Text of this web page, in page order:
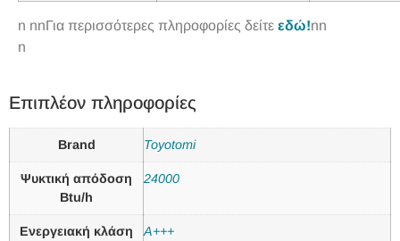
n nnΓια περισσότερες πληροφορίες δείτε εδώ!nn
n
Επιπλέον πληροφορίες
Brand Toyotomi
Ψυκτική απόδοση
Btu/h
24000
Ενεργειακή κλάση
A+++